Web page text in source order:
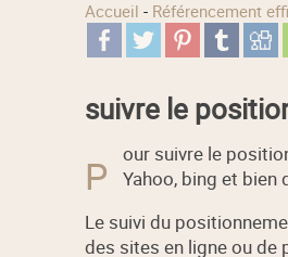
Accueil - Référencement
suivre le
P
our suivre le
Yahoo, bing et
Le suivi du
des sites en ligne ou de